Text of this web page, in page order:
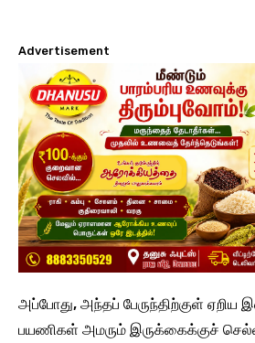
Advertisement
அப்போது, அந்தப் பேருந்திற்குள்
பயணிகள் அமரும் இருக்கைக்குச்